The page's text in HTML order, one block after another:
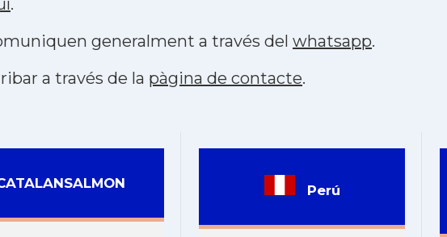
.
generalment a través del whatsapp.
a través de la pàgina de contacte.
Perú